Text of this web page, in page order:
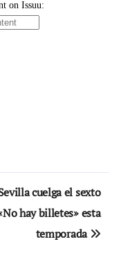
cuelga el sexto
hay billetes» esta
temporada